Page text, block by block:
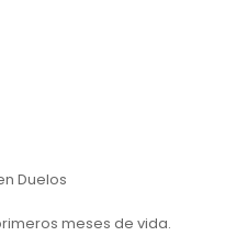
Duelos
meses de vida.